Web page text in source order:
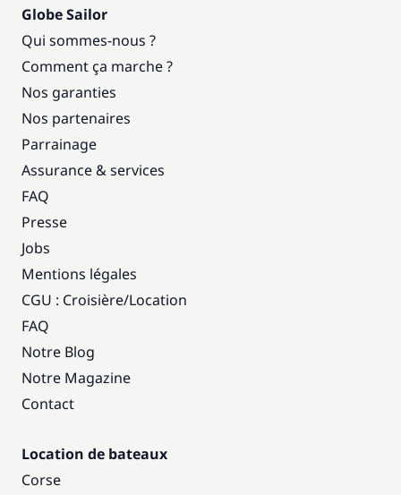
Globe Sailor
Qui sommes-nous ?
Comment ça marche ?
Nos garanties
Nos partenaires
Parrainage
Assurance & services
FAQ
Presse
Jobs
Mentions légales
CGU : Croisière/Location
FAQ
Notre Blog
Notre Magazine
Contact
Location de bateaux
Corse